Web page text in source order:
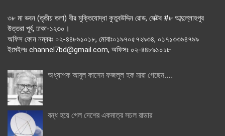
৩৮ মা ভবন (তৃতীয় তলা) বীর মুক্তিযোদ্ধা কুতুবউদ্দিন রোড, সেক্টর #৮ আব্দুল্লাহপুর
উত্তরা পূর্ব, ঢাকা-১২৩০।
অফিস ফোন নম্বরঃ ০২-৪৪৮৯১০১৮, মোবাঃ০১৯৭০৫৭২৯৩৪, ০১৭১৩৩৯৪৭৯৯
ইমেইলঃ channel7bd@gmail.com, অফিসঃ ০২-৪৪৮৯১০১৮
অধ্যাপক আবুল কাসেম ফজলুল হক মারা গেছেন….
বন্ধ হয়ে গেল দেশের একমাত্র সচল রাডার